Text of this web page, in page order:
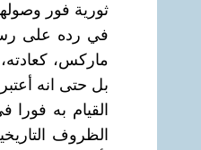
ثورية فور
في رده على
ماركس،
بل حتى انه
القيام به
الظروف